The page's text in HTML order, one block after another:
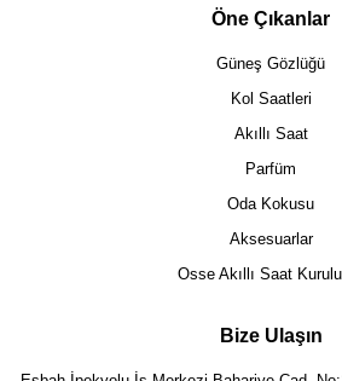
Öne Çıkanlar
Güneş Gözlüğü
Kol Saatleri
Akıllı Saat
Parfüm
Oda Kokusu
Aksesuarlar
Osse Akıllı Saat
Bize Ulaşın